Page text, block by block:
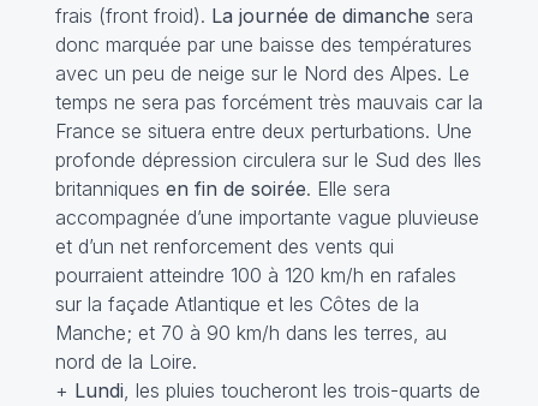
frais (front froid). La journée de dimanche sera
donc marquée par une baisse des températures
avec un peu de neige sur le Nord des Alpes. Le
temps ne sera pas forcément très mauvais car la
France se situera entre deux perturbations. Une
profonde dépression circulera sur le Sud des Iles
britanniques en fin de soirée. Elle sera
accompagnée d’une importante vague pluvieuse
et d’un net renforcement des vents qui
pourraient atteindre 100 à 120 km/h en rafales
sur la façade Atlantique et les Côtes de la
Manche; et 70 à 90 km/h dans les terres, au
nord de la Loire.
+ Lundi, les pluies toucheront les trois-quarts de